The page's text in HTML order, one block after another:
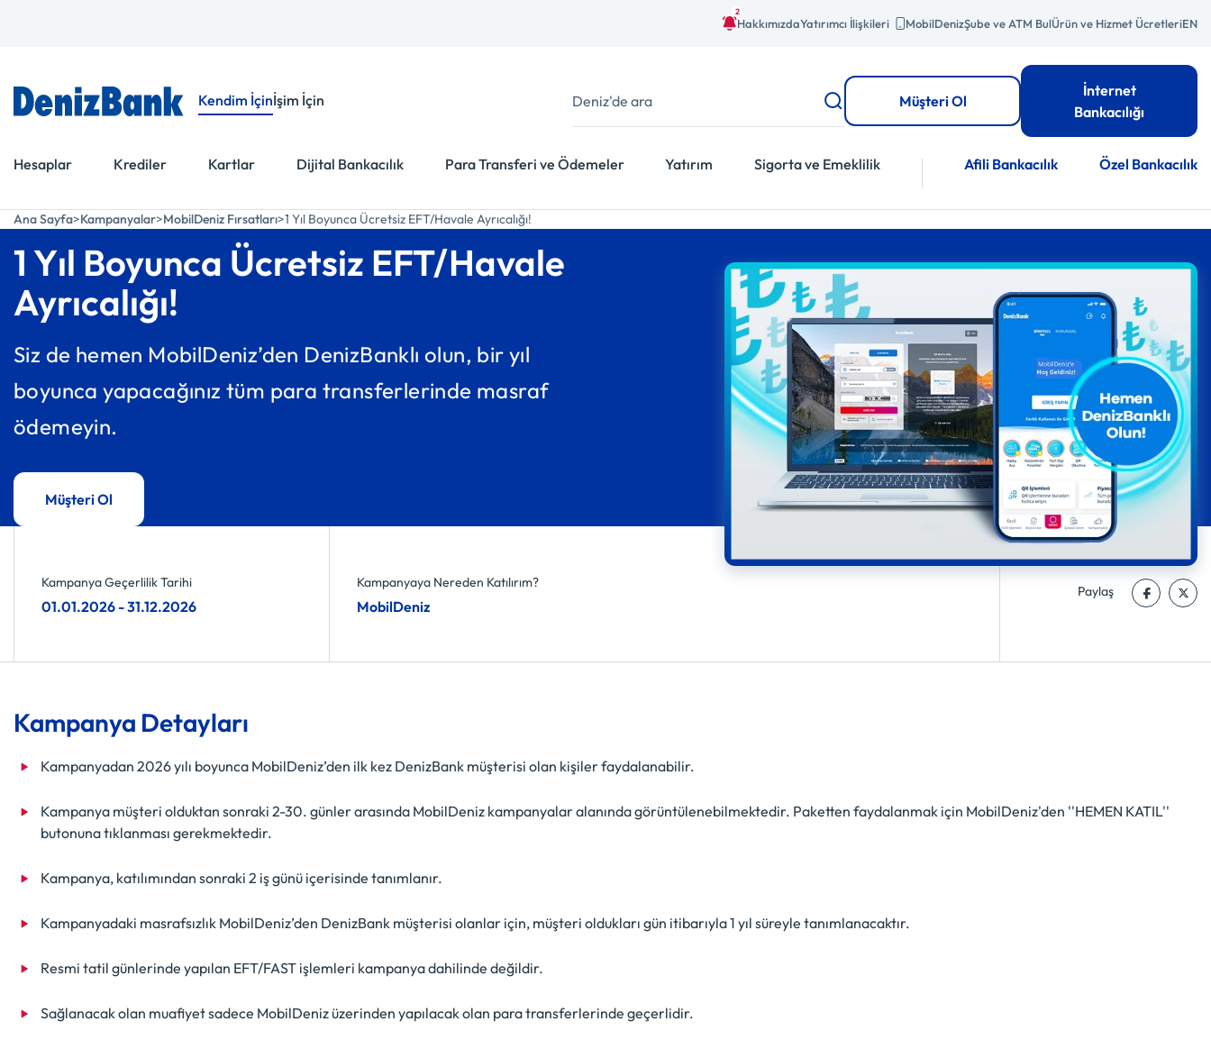
2
HakkımızdaYatırımcı İlişkileri MobilDenizŞube ve ATM BulÜrün ve Hizmet ÜcretleriEN
Kendim İçinİşim İçin
Hesaplar Krediler Kartlar Dijital Bankacılık Para Transferi ve Ödemeler Yatırım Sigorta ve Emeklilik Afili Bankacılık Özel Bankacılık
Müşteri Ol
İnternet
Bankacılığı
Ana Sayfa Kampanyalar MobilDeniz Fırsatları 1 Yıl Boyunca Ücretsiz EFT/Havale Ayrıcalığı!
1 Yıl Boyunca Ücretsiz EFT/Havale
Ayrıcalığı!
Siz de hemen MobilDeniz’den DenizBanklı olun, bir yıl
boyunca yapacağınız tüm para transferlerinde masraf
ödemeyin.
Müşteri Ol
Kampanya Geçerlilik Tarihi
01.01.2026 - 31.12.2026
Kampanyaya Nereden Katılırım?
MobilDeniz
Paylaş
Kampanya Detayları
Kampanyadan 2026 yılı boyunca MobilDeniz’den ilk kez DenizBank müşterisi olan kişiler faydalanabilir.
Kampanya müşteri olduktan sonraki 2-30. günler arasında MobilDeniz kampanyalar alanında görüntülenebilmektedir. Paketten faydalanmak için MobilDeniz'den ''HEMEN KATIL''
butonuna tıklanması gerekmektedir.
Kampanya, katılımından sonraki 2 iş günü içerisinde tanımlanır.
Kampanyadaki masrafsızlık MobilDeniz’den DenizBank müşterisi olanlar için, müşteri oldukları gün itibarıyla 1 yıl süreyle tanımlanacaktır.
Resmi tatil günlerinde yapılan EFT/FAST işlemleri kampanya dahilinde değildir.
Sağlanacak olan muafiyet sadece MobilDeniz üzerinden yapılacak olan para transferlerinde geçerlidir.